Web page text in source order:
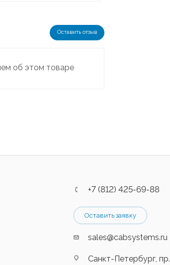
Оставить отзыв
об этом товаре
+7 (812) 425-69-88
Оставить заявку
sales@cabsystems.ru
Санкт-Петербург, пр.